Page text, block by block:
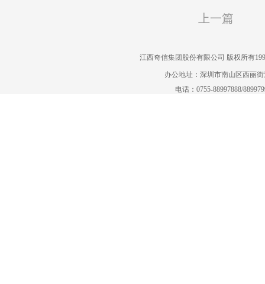
上一篇
江西奇信集团股份有限公司 版权所有
办公地址：深圳市南山区西丽
电话：0755-88997888/